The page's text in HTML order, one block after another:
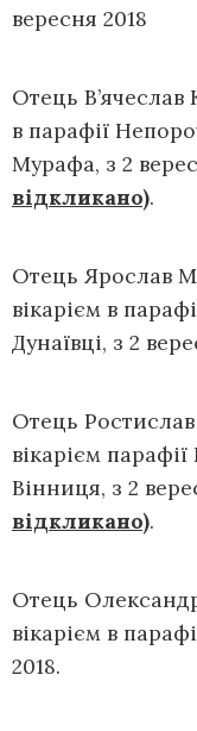
вересня 2018
Отець В’ячеслав
в парафії
Мурафа, з 2
відкликано).
Отець Ярослав
вікарієм в
Дунаївці, з 2
Отець
вікарієм
Вінниця, з 2
відкликано).
Отець
вікарієм в
2018.